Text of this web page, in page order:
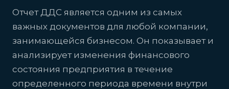
Отчет ДДС является одним из самых
важных документов для любой компании,
занимающейся бизнесом. Он показывает и
анализирует изменения финансового
состояния предприятия в течение
определенного периода времени внутри